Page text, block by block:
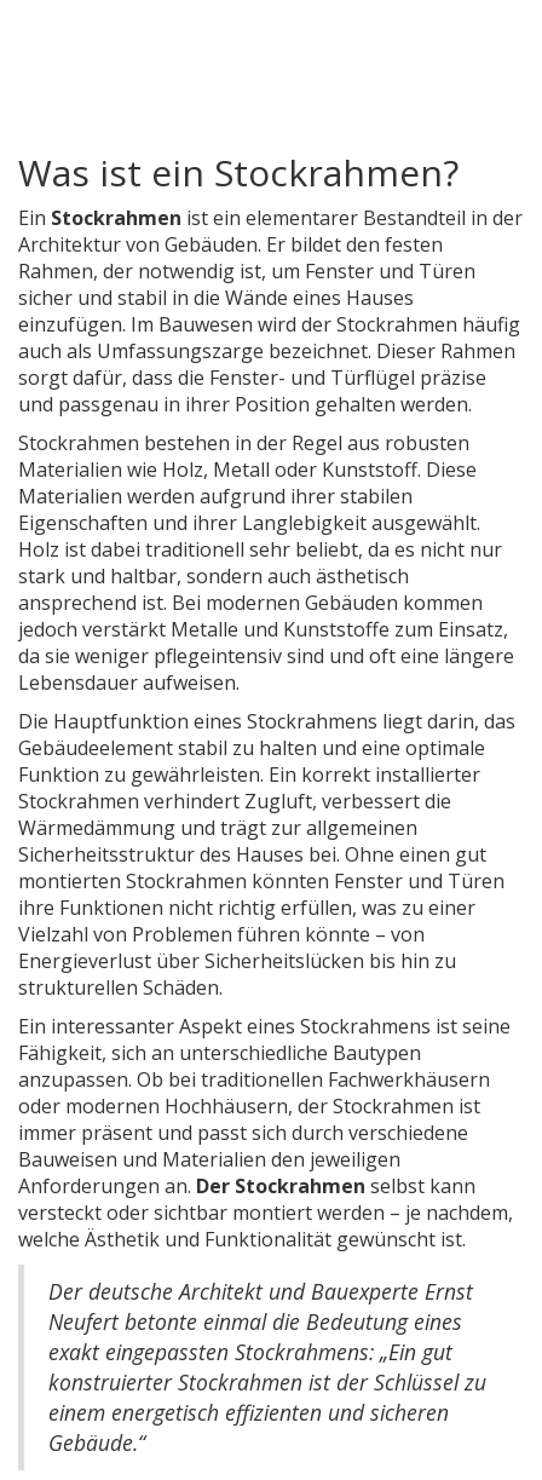
Was ist ein Stockrahmen?
Ein Stockrahmen ist ein elementarer Bestandteil in der
Architektur von Gebäuden. Er bildet den festen
Rahmen, der notwendig ist, um Fenster und Türen
sicher und stabil in die Wände eines Hauses
einzufügen. Im Bauwesen wird der Stockrahmen häufig
auch als Umfassungszarge bezeichnet. Dieser Rahmen
sorgt dafür, dass die Fenster- und Türflügel präzise
und passgenau in ihrer Position gehalten werden.
Stockrahmen bestehen in der Regel aus robusten
Materialien wie Holz, Metall oder Kunststoff. Diese
Materialien werden aufgrund ihrer stabilen
Eigenschaften und ihrer Langlebigkeit ausgewählt.
Holz ist dabei traditionell sehr beliebt, da es nicht nur
stark und haltbar, sondern auch ästhetisch
ansprechend ist. Bei modernen Gebäuden kommen
jedoch verstärkt Metalle und Kunststoffe zum Einsatz,
da sie weniger pflegeintensiv sind und oft eine längere
Lebensdauer aufweisen.
Die Hauptfunktion eines Stockrahmens liegt darin, das
Gebäudeelement stabil zu halten und eine optimale
Funktion zu gewährleisten. Ein korrekt installierter
Stockrahmen verhindert Zugluft, verbessert die
Wärmedämmung und trägt zur allgemeinen
Sicherheitsstruktur des Hauses bei. Ohne einen gut
montierten Stockrahmen könnten Fenster und Türen
ihre Funktionen nicht richtig erfüllen, was zu einer
Vielzahl von Problemen führen könnte – von
Energieverlust über Sicherheitslücken bis hin zu
strukturellen Schäden.
Ein interessanter Aspekt eines Stockrahmens ist seine
Fähigkeit, sich an unterschiedliche Bautypen
anzupassen. Ob bei traditionellen Fachwerkhäusern
oder modernen Hochhäusern, der Stockrahmen ist
immer präsent und passt sich durch verschiedene
Bauweisen und Materialien den jeweiligen
Anforderungen an. Der Stockrahmen selbst kann
versteckt oder sichtbar montiert werden – je nachdem,
welche Ästhetik und Funktionalität gewünscht ist.
Der deutsche Architekt und Bauexperte Ernst
Neufert betonte einmal die Bedeutung eines
exakt eingepassten Stockrahmens: „Ein gut
konstruierter Stockrahmen ist der Schlüssel zu
einem energetisch effizienten und sicheren
Gebäude.“